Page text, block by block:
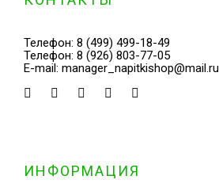
Телефон: 8 (499) 499-18-49
Телефон: 8 (926) 803-77-05
E-mail: manager_napitkishop@mail.ru
ИНФОРМАЦИЯ